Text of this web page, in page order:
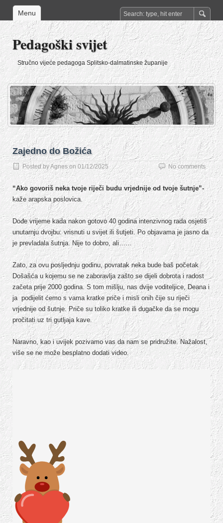
Menu
Pedagoški svijet
Stručno vijeće pedagoga Splitsko-dalmatinske županije
Zajedno do Božića
Posted byAgneson 01/12/2025 No comments
“Ako govoriš neka tvoje riječi budu vrjednije od tvoje šutnje”-
kaže arapska poslovica.
Dođe vrijeme kada nakon gotovo 40 godina intenzivnog rada osjetiš
unutarnju dvojbu: vrisnuti u svijet ili šutjeti. Po objavama je jasno da
je prevladala šutnja. Nije to dobro, ali……
Zato, za ovu posljednju godinu, povratak neka bude baš početak
Došašća u kojemu se ne zaboravlja zašto se dijeli dobrota i radost
začeta prije 2000 godina. S tom mišlju, nas dvije voditeljice, Deana i
ja podijelit ćemo s vama kratke priče i misli onih čije su riječi
vrjednije od šutnje. Priče su toliko kratke ili dugačke da se mogu
pročitati uz tri gutljaja kave.
Naravno, kao i uvijek pozivamo vas da nam se pridružite. Nažalost,
više se ne može besplatno dodati video.